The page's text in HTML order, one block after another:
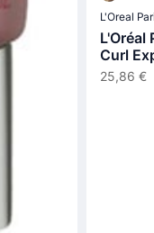
L'Oreal
L'Oréal
Curl
200ml
25,86 €